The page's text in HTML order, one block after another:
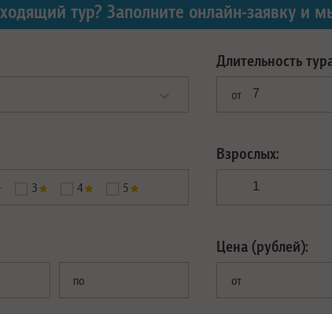
тур? Заполните онлайн-заявку и
3 4 5
по
Длительность
от
Взрослых:
Цена (рублей):
от